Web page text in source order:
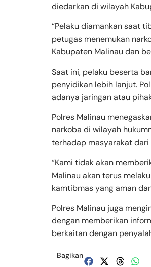
diedarkan di wilayah
“Pelaku diamankan saat
petugas menemukan
Kabupaten Malinau dan
Saat ini, pelaku beserta
penyidikan lebih lanjut.
adanya jaringan atau
Polres Malinau
narkoba di wilayah
terhadap masyarakat dari
“Kami tidak akan
Malinau akan terus
kamtibmas yang aman
Polres Malinau juga
dengan memberikan
berkaitan dengan
Bagikan